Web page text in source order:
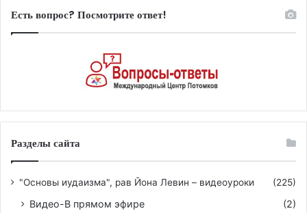
Есть вопрос? Посмотрите ответ!
Разделы сайта
"Основы иудаизма", рав Йона Левин – видеоуроки (225)
Видео-В прямом эфире
(2)